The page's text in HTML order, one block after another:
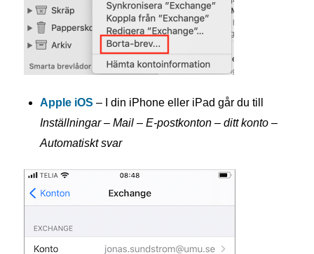
Apple iOS – I din iPhone eller iPad går du till
Inställningar – Mail – E-postkonton – ditt konto –
Automatiskt svar